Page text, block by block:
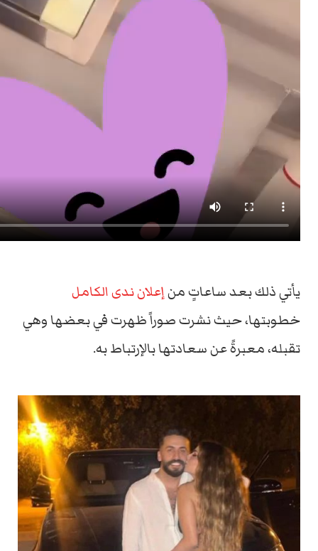
يأتي ذلك بعد ساعاتٍ منإعلان ندى الكامل
خطوبتها، حيث نشرت صوراً ظهرت في بعضها وهي
تقبله، معبرةً عن سعادتها بالإرتباط به.